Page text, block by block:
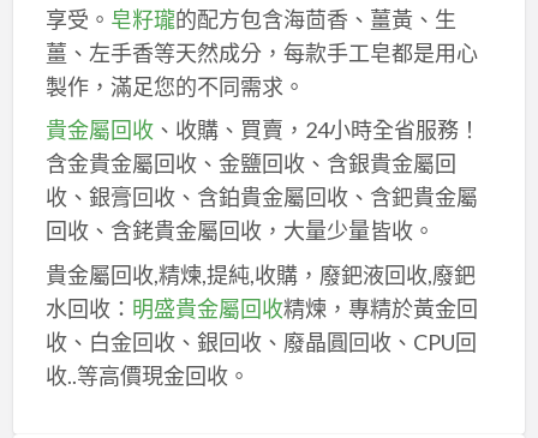
享受。 皂籽瓏的配方包含海茴香、薑黃、生
薑、左手香等天然成分，每款手工皂都是用心
製作，滿足您的不同需求。
貴金屬回收、收購、買賣，24小時全省服務！
含金貴金屬回收、金鹽回收、含銀貴金屬回
收、銀膏回收、含鉑貴金屬回收、含鈀貴金屬
回收、含銠貴金屬回收，大量少量皆收。
貴金屬回收,精煉,提純,收購，廢鈀液回收,廢鈀
水回收： 明盛貴金屬回收精煉，專精於黃金回
收、白金回收、銀回收、廢晶圓回收、CPU回
收..等高價現金回收。